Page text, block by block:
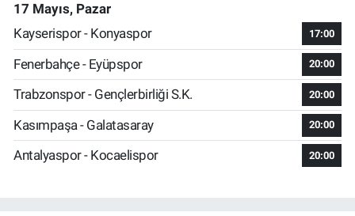
17 Mayıs, Pazar
Kayserispor - Konyaspor
17:00
Fenerbahçe - Eyüpspor 20:00
Trabzonspor - Gençlerbirliği S.K. 20:00
Kasımpaşa - Galatasaray 20:00
Antalyaspor - Kocaelispor 20:00